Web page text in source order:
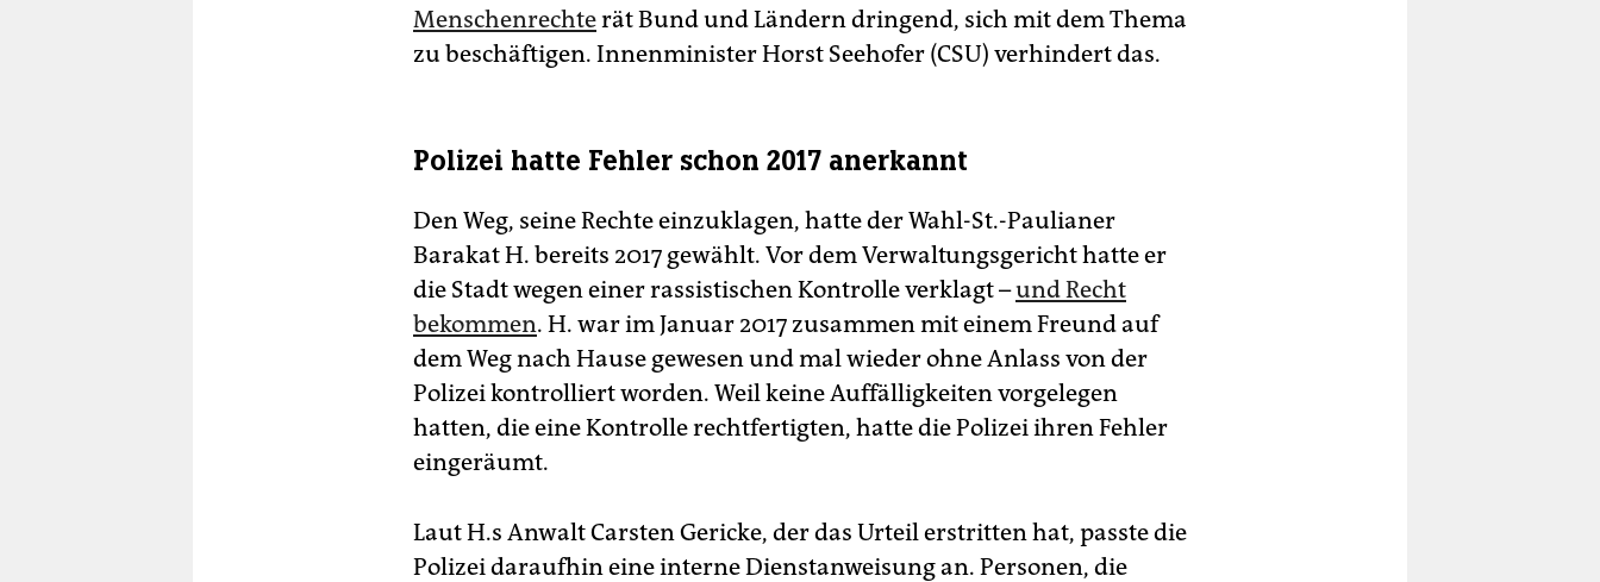
Menschenrechterät Bund und Ländern dringend, sich mit dem Thema
zu beschäftigen. Innenminister Horst Seehofer (CSU) verhindert das.
Polizei hatte Fehler schon 2017 anerkannt
Den Weg, seine Rechte einzuklagen, hatte der Wahl-St.-Paulianer
Barakat H. bereits 2017 gewählt. Vor dem Verwaltungsgericht hatte er
die Stadt wegen einer rassistischen Kontrolle verklagt –und Recht
bekommen. H. war im Januar 2017 zusammen mit einem Freund auf
dem Weg nach Hause gewesen und mal wieder ohne Anlass von der
Polizei kontrolliert worden. Weil keine Auffälligkeiten vorgelegen
hatten, die eine Kontrolle rechtfertigten, hatte die Polizei ihren Fehler
eingeräumt.
Laut H.s Anwalt Carsten Gericke, der das Urteil erstritten hat, passte die
Polizei daraufhin eine interne Dienstanweisung an. Personen, die